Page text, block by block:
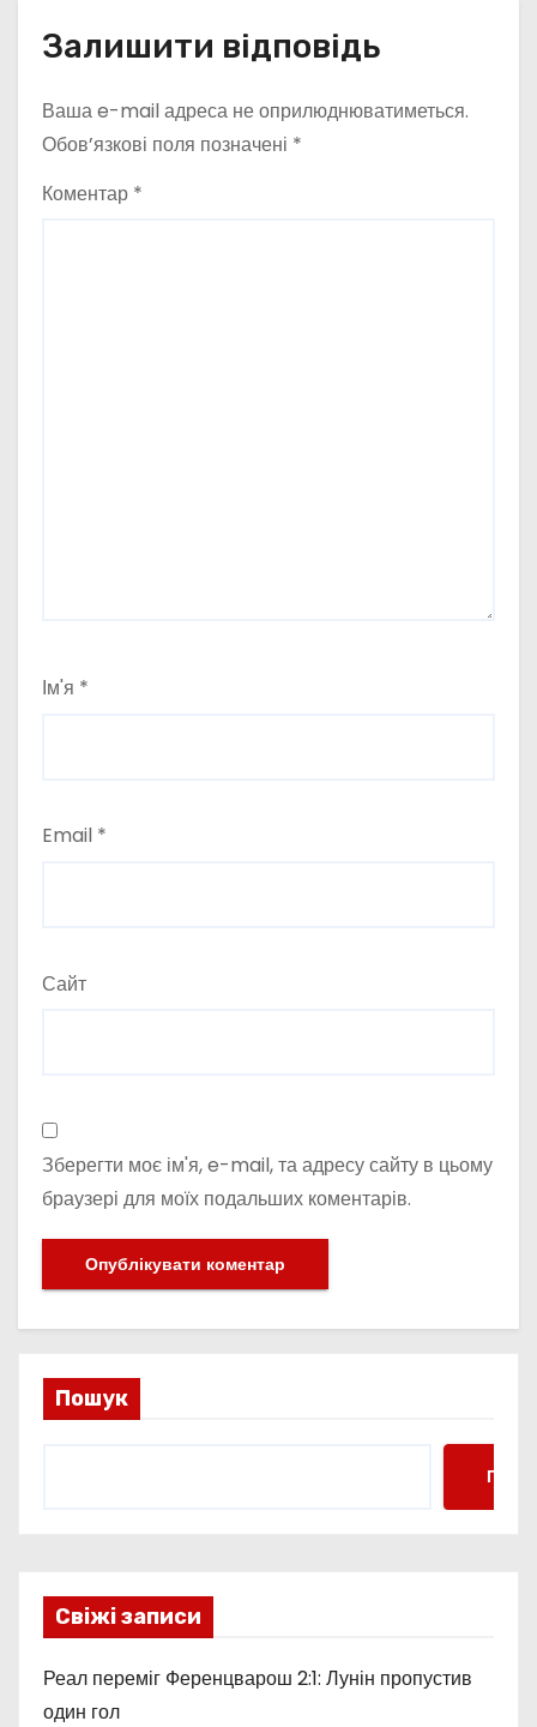
Залишити відповідь
Ваша e-mail адреса не оприлюднюватиметься.
Обов’язкові поля позначені *
Коментар *
Ім'я *
Email *
Сайт
Зберегти моє ім'я, e-mail, та адресу сайту в цьому
браузері для моїх подальших коментарів.
Пошук
Свіжі записи
Реал переміг Ференцварош 2:1: Лунін пропустив
один гол